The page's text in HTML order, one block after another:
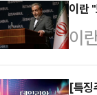
의
급
구
이란
이
아
[특